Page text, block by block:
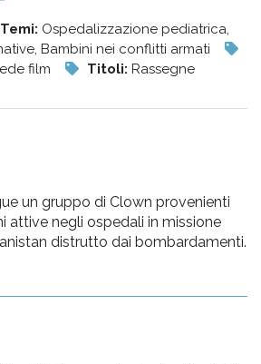
Temi: Ospedalizzazione pediatrica,
Bambini nei conflitti armati
film Titoli: Rassegne
un gruppo di Clown provenienti
attive negli ospedali in missione
distrutto dai bombardamenti.